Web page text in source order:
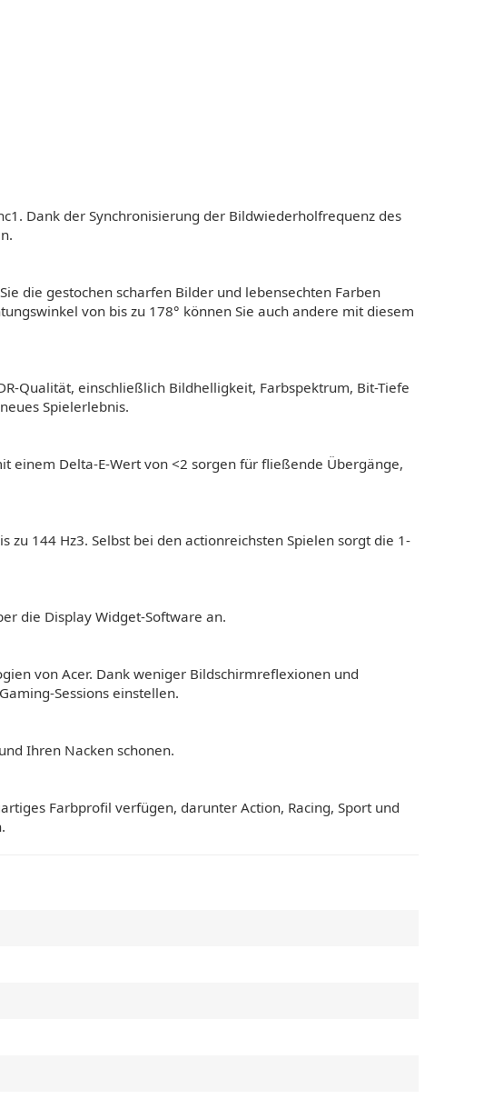
Dank der Synchronisierung der Bildwiederholfrequenz des
die gestochen scharfen Bilder und lebensechten Farben
von bis zu 178° können Sie auch andere mit diesem
Qualität, einschließlich Bildhelligkeit, Farbspektrum, Bit-Tiefe
Spielerlebnis.
einem Delta-E-Wert von <2 sorgen für fließende Übergänge,
144 Hz3. Selbst bei den actionreichsten Spielen sorgt die 1-
die Display Widget-Software an.
von Acer. Dank weniger Bildschirmreflexionen und
Sessions einstellen.
Ihren Nacken schonen.
Farbprofil verfügen, darunter Action, Racing, Sport und